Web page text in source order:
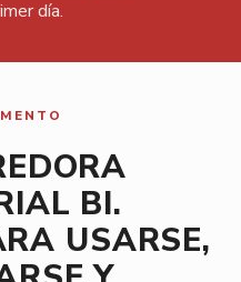
día.
BI.
USARSE,